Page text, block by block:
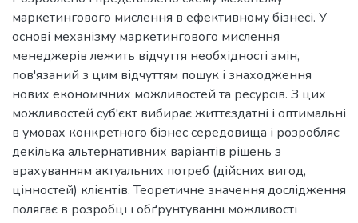
маркетингового мислення в ефективному бізнесі. У
основі механізму маркетингового мислення
менеджерів лежить відчуття необхідності змін,
пов'язаний з цим відчуттям пошук і знаходження
нових економічних можливостей та ресурсів. З цих
можливостей суб'єкт вибирає життєздатні і оптимальні
в умовах конкретного бізнес середовища і розробляє
декілька альтернативних варіантів рішень з
врахуванням актуальних потреб (дійсних вигод,
цінностей) клієнтів. Теоретичне значення дослідження
полягає в розробці і обґрунтуванні можливості